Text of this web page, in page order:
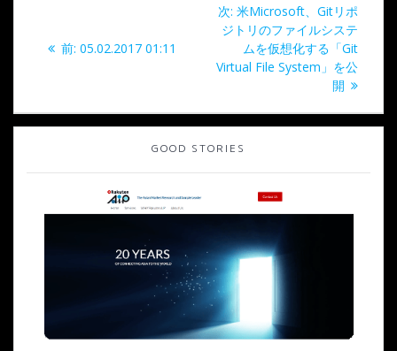
ビ
ー
前: 過
05.02.2017 01:11
次: 次
の
投
稿:
米Microsoft、Gitリポ
ジトリのファイルシステ
ムを仮想化する「Git
Virtual File System」を公
開
GOOD STORIES